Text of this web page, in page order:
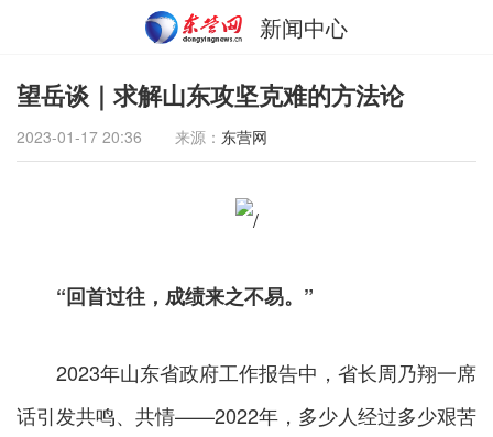
新闻中心
望岳谈｜求解山东攻坚克难的方法论
2023-01-17 20:36 来源： 东营网
“回首过往，成绩来之不易。”
2023年山东省政府工作报告中，省长周乃翔一席
话引发共鸣、共情——2022年，多少人经过多少艰苦